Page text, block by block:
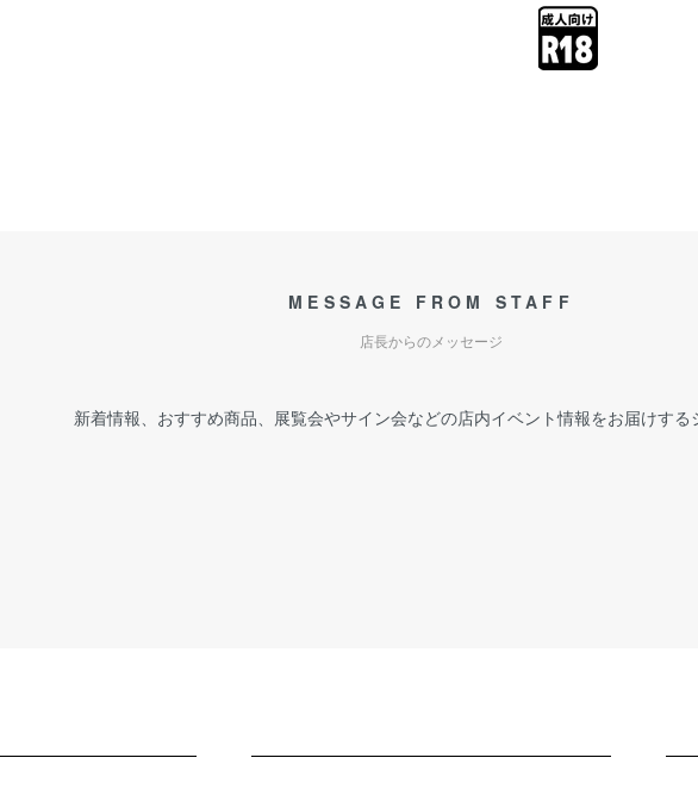
MESSAGE FROM STAFF
店長からのメッセージ
新着情報、おすすめ商品、展覧会やサイン会などの店内イベント情報をお届けする